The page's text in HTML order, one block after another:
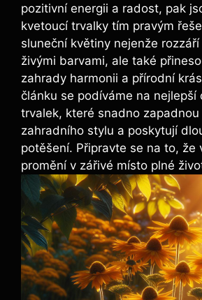
pozitivní energii a radost, pak
kvetoucí trvalky tím pravým
sluneční květiny nejenže
živými barvami, ale také
zahrady harmonii a přírodní
článku se podíváme na nejlepší
trvalek, které snadno
zahradního stylu a poskytují
potěšení. Připravte se na to, že
promění v zářivé místo plné